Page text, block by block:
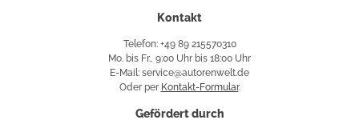
Kontakt
Telefon: +49 89 215570310
Mo. bis Fr., 9:00 Uhr bis 18:00 Uhr
E-Mail: service@autorenwelt.de
Oder per Kontakt-Formular.
Gefördert durch